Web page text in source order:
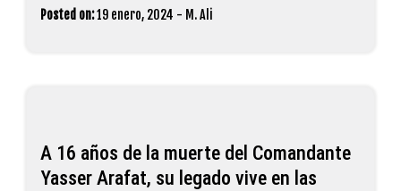
Posted on:19 enero, 2024 - M. Ali
A 16 años de la muerte del Comandante
Yasser Arafat, su legado vive en las